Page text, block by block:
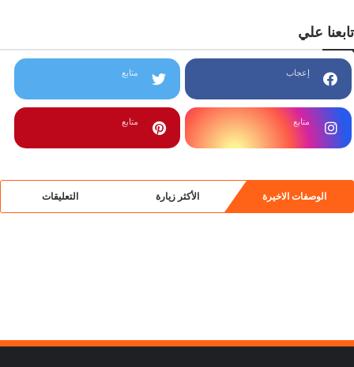
تابعنا علي
إعجاب متابع
متابع متابع
الوصفات الاخيرة الأكثر زيارة التعليقات